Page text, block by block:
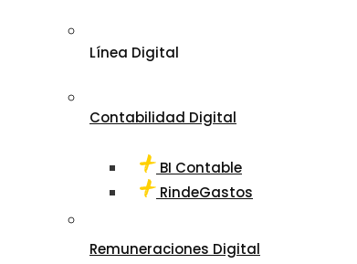
Línea Digital
Contabilidad Digital
BI Contable
RindeGastos
Remuneraciones Digital